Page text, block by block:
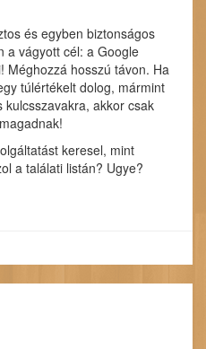
és egyben biztonságos
a vágyott cél: a Google
Méghozzá hosszú távon. Ha
túlértékelt dolog, mármint
akkor csak
keresel, mint
a találati listán? Ugye?